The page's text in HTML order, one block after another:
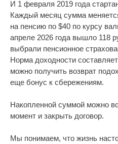
И 1 февраля 2019 года
Каждый месяц сумма
на пенсию по $40 по курсу
апреле 2026 года вышло 118
выбрали пенсионное
Норма доходности
можно получить возврат
еще бонус к сбережениям.
Накопленной суммой можно
момент и закрыть договор.
Мы понимаем, что жизнь